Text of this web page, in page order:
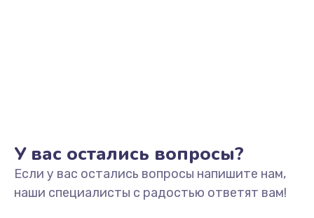
Декальцинация
430 руб.
У вас остались вопросы?
Если у вас остались вопросы напишите нам,
наши специалисты с радостью ответят вам!